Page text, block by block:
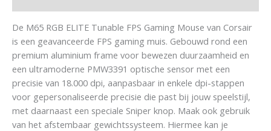
De M65 RGB ELITE Tunable FPS Gaming Mouse van Corsair
is een geavanceerde FPS gaming muis. Gebouwd rond een
premium aluminium frame voor bewezen duurzaamheid en
een ultramoderne PMW3391 optische sensor met een
precisie van 18.000 dpi, aanpasbaar in enkele dpi-stappen
voor gepersonaliseerde precisie die past bij jouw speelstijl,
met daarnaast een speciale Sniper knop. Maak ook gebruik
van het afstembaar gewichtssysteem. Hiermee kan je